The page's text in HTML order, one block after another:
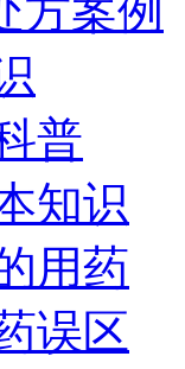
方案例
普
知识
用药
误区